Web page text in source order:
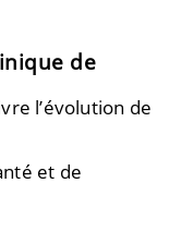
de
l’évolution de
et de